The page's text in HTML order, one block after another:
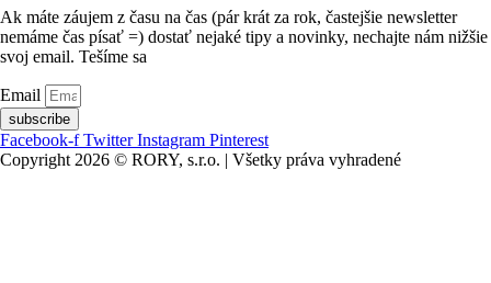
Ak máte záujem z času na čas (pár krát za rok, častejšie newsletter
nemáme čas písať =) dostať nejaké tipy a novinky, nechajte nám nižšie
svoj email. Tešíme sa
Email
subscribe
Facebook-f Twitter Instagram Pinterest
Copyright 2026 © RORY, s.r.o. | Všetky práva vyhradené